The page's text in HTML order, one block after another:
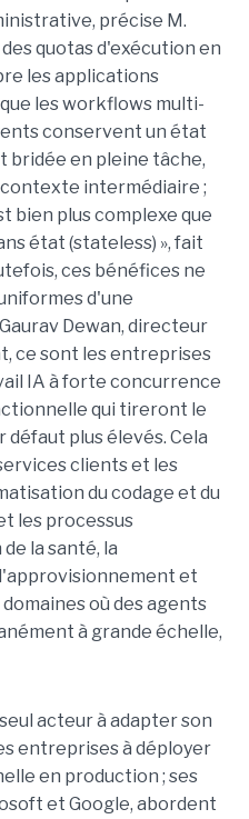
précise M.
quotas d'exécution en
les applications
les workflows multi-
conservent un état
bridée en pleine tâche,
intermédiaire ;
bien plus complexe que
état (stateless) », fait
ces bénéfices ne
d'une
Dewan, directeur
ce sont les entreprises
IA à forte concurrence
qui tireront le
plus élevés. Cela
clients et les
du codage et du
les processus
la santé, la
et
où des agents
à grande échelle,
acteur à adapter son
entreprises à déployer
en production ; ses
et Google, abordent